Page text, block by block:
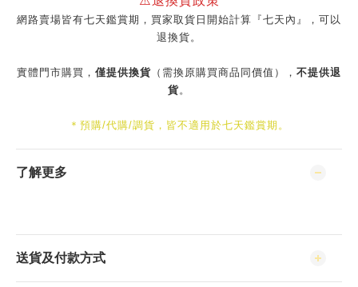
網路賣場皆有七天鑑賞期，買家取貨日開始計算『七天內』，可以
退換貨。
實體門市購買， 僅提供換貨 （需換原購買商品同價值）， 不提供退
貨。
＊預購/代購/調貨，皆不適用於七天鑑賞期。
了解更多
送貨及付款方式